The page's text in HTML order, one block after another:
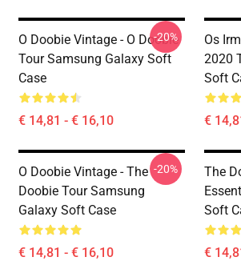
O Doobie Vintage - O Doobie
Tour Samsung Galaxy Soft
Case
€ 14,81 - € 16,10
-20%
Os
2020
Soft
€
O Doobie Vintage - The
Doobie Tour Samsung
Galaxy Soft Case
€ 14,81 - € 16,10
-20%
The
Soft
€